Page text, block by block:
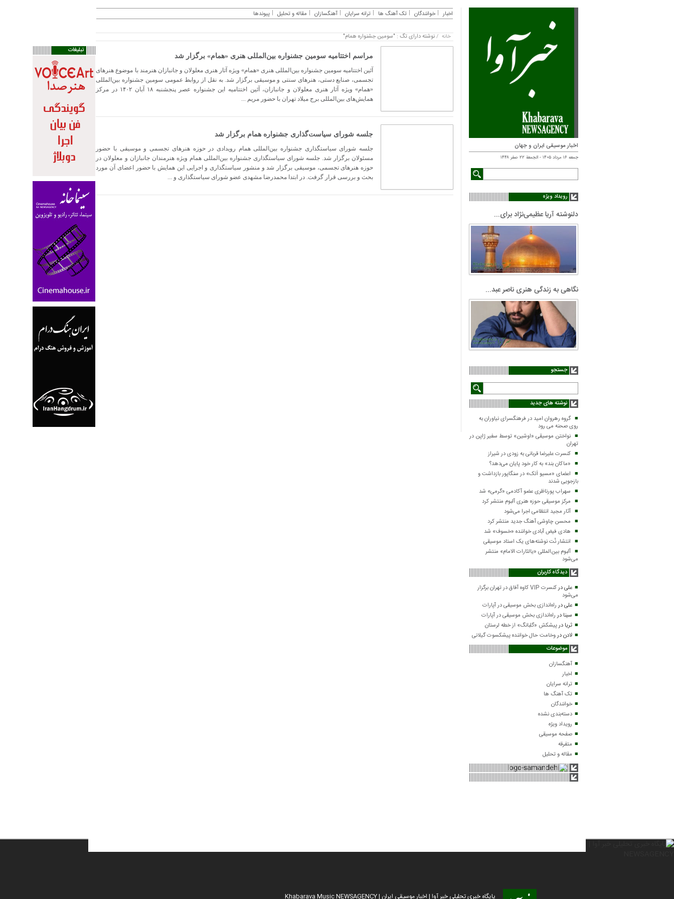
اخبار موسیقی ایران و جهان
جمعه ۱۶ مرداد ۱۴۰۵ - الجمعة ۲۲ صفر ۱۴۴۸
رویداد ویژه
دلنوشته آریا عظیمی‌نژاد برای...
نگاهی به زندگی هنری ناصر عبد...
جستجو
نوشته های جدید
گروه رهروان امید در فرهنگسرای نیاوران به
روی صحنه می رود
نواختن موسیقی «اوشین» توسط سفیر ژاپن در
تهران
کنسرت علیرضا قربانی به زودی در شیراز
«ماکان بند» به کار خود پایان می‌دهد؟
اعضای «مسیو اَتک» در سنگاپور بازداشت و
بازجویی شدند
سهراب پورناظری عضو آکادمی «گرمی» شد
مرکز موسیقی حوزه هنری آلبوم منتشر کرد
آثار مجید انتظامی اجرا می‌شود
محسن چاوشی آهنگ جدید منتشر کرد
هادی فیض آبادی خواننده «خسوف» شد
انتشار نُت نوشته‌های یک استاد موسیقی
آلبوم بین‌المللی «یالثارات الامام» منتشر
می‌شود
دیدگاه کاربران
علیدر
کنسرت VIP کاوه آفاق در تهران برگزار
می‌شود
علیدرراه‌اندازی بخش موسیقی در آپارات
سینا درراه‌اندازی بخش موسیقی در آپارات
ثریا درپیشکش «گلبانگ» از خطه لرستان
لادندروخامت حال خواننده پیشکسوت گیلانی
موضوعات
آهنگسازان
اخبار
ترانه سرایان
تک آهنگ ها
خوانندگان
دسته‌بندی نشده
رویداد ویژه
صفحه موسیقی
متفرقه
مقاله و تحلیل
اخبار خوانندگان تک آهنگ ها ترانه سرایان آهنگسازان مقاله و تحلیل پیوندها
خانه /نوشته دارای تگ : "سومین جشنواره همام"
تبلیغات
مراسم اختتامیه سومین جشنواره بین‌المللی هنری «همام» برگزار شد
آئین اختتامیه سومین جشنواره بین‌المللی هنری «همام» ویژه آثار هنری معلولان و جانبازان هنرمند با موضوع هنرهای
تجسمی، صنایع دستی، هنرهای سنتی و موسیقی برگزار شد. به نقل از روابط عمومی سومین جشنواره بین‌المللی
«همام» ویژه آثار هنری معلولان و جانبازان، آئین اختتامیه این جشنواره عصر پنجشنبه ۱۸ آبان‌ ۱۴۰۲ در مرکز
همایش‌های بین‌المللی برج میلاد تهران با حضور مریم ...
جلسه شورای سیاست‌گذاری جشنواره همام برگزار شد
جلسه شورای سیاستگذاری جشنواره بین‌المللی همام رویدادی در حوزه هنرهای تجسمی و موسیقی با حضور
مسئولان برگزار شد. جلسه شورای سیاستگذاری جشنواره بین‌المللی همام ویژه هنرمندان جانبازان و معلولان در
حوزه هنرهای تجسمی، موسیقی برگزار شد و منشور سیاستگذاری و اجرایی این همایش با حضور اعضای آن مورد
بحث و بررسی قرار گرفت. در ابتدا محمدرضا مشهدی عضو شورای سیاستگذاری و ...
پایگاه خبری تحلیلی خبر آوا | اخبار موسیقی ایران | Khabarava Music NEWSAGENCY